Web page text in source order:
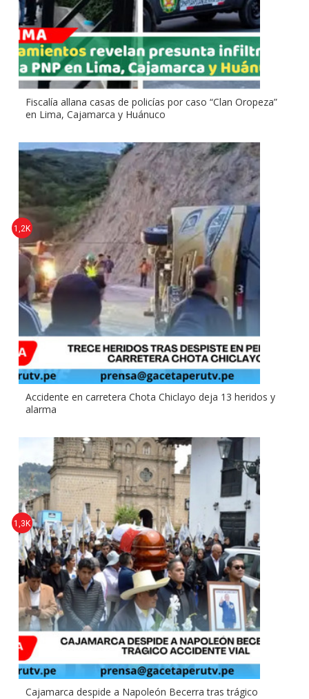
Fiscalía allana casas de policías por caso “Clan Oropeza”
en Lima, Cajamarca y Huánuco
Accidente en carretera Chota Chiclayo deja 13 heridos y
alarma
1,2K
Cajamarca despide a Napoleón Becerra tras trágico
1,3K